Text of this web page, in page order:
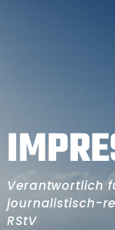
Verantwortlich
journalistisch-
RStV